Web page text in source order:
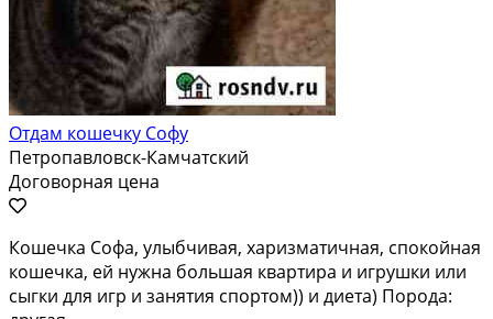
Отдам кошечку Софу
Петропавловск-Камчатский
Договорная цена
Кошечка Софа, улыбчивая, харизматичная, спокойная
кошечка, ей нужна большая квартира и игрушки или
сыгки для игр и занятия спортом)) и диета) Порода: